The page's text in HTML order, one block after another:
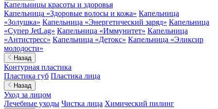
Капельницы красоты и здоровья
Капельница «Здоровые волосы и кожа» Капельница
«Золушка» Капельница «Энергетический заряд» Капельница
«Супер JetLag» Капельница «Иммунитет» Капельница
«Антистресс» Капельница «Детокс» Капельница «Эликсир
молодости»
Назад
Контурная пластика
Пластика губ Пластика лица
Назад
Уход за лицом
Лечебные уходы Чистка лица Химический пилинг